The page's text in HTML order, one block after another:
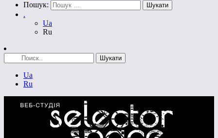
Пошук:
.
Ua
Ru
Ua
Ru